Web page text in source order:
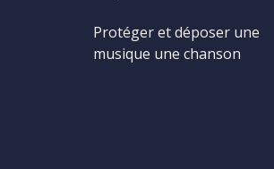
Protéger et déposer une
musique une chanson